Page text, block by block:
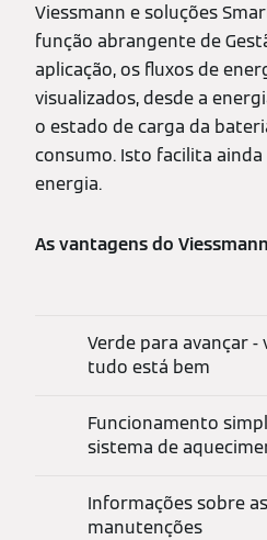
Viessmann e soluções
função abrangente de
aplicação, os fluxos de
visualizados, desde a
o estado de carga da
consumo. Isto facilita
energia.
As vantagens do
Verde para avançar -
tudo está bem
Funcionamento
sistema de
Informações sobre
manutenções